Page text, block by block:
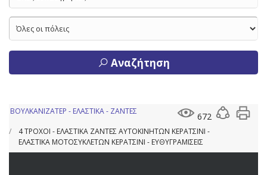
Αναζήτηση
672
ΒΟΥΛΚΑΝΙΖΑΤΕΡ - ΕΛΑΣΤΙΚΑ - ΖΑΝΤΕΣ
4 ΤΡΟΧΟΙ - ΕΛΑΣΤΙΚΑ ΖΑΝΤΕΣ ΑΥΤΟΚΙΝΗΤΩΝ ΚΕΡΑΤΣΙΝΙ -
ΕΛΑΣΤΙΚΑ ΜΟΤΟΣΥΚΛΕΤΩΝ ΚΕΡΑΤΣΙΝΙ - ΕΥΘΥΓΡΑΜΙΣΕΙΣ